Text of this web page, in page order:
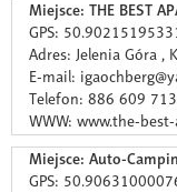
Miejsce: THE BEST
GPS:
Adres: Jelenia Góra ,
E-mail:
Telefon: 886 609 713
WWW: www.the-
Miejsce: Auto-
GPS: